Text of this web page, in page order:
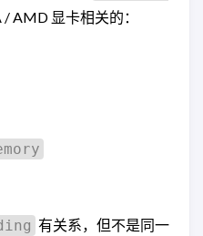
AMD 显卡相关的：
有关系，但不是同一